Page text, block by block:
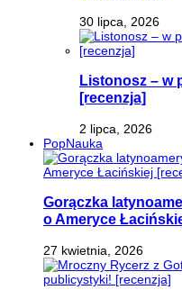
30 lipca, 2026
Listonosz – w
[recenzja]
2 lipca, 2026
PopNauka
Gorączka
o Ameryce
27 kwietnia, 2026